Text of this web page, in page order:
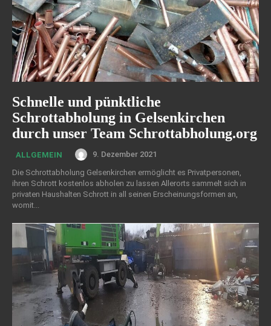
Schnelle und pünktliche
Schrottabholung in Gelsenkirchen
durch unser Team Schrottabholung.org
ALLGEMEIN
9. Dezember 2021
Die Schrottabholung Gelsenkirchen ermöglicht es Privatpersonen,
ihren Schrott kostenlos abholen zu lassen Allerorts sammelt sich in
privaten Haushalten Schrott in all seinen Erscheinungsformen an,
womit...